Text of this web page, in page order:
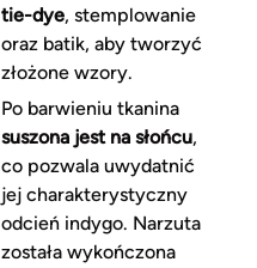
tie-dye, stemplowanie
oraz batik, aby tworzyć
złożone wzory.
Po barwieniu tkanina
suszona jest na słońcu,
co pozwala uwydatnić
jej charakterystyczny
odcień indygo. Narzuta
została wykończona